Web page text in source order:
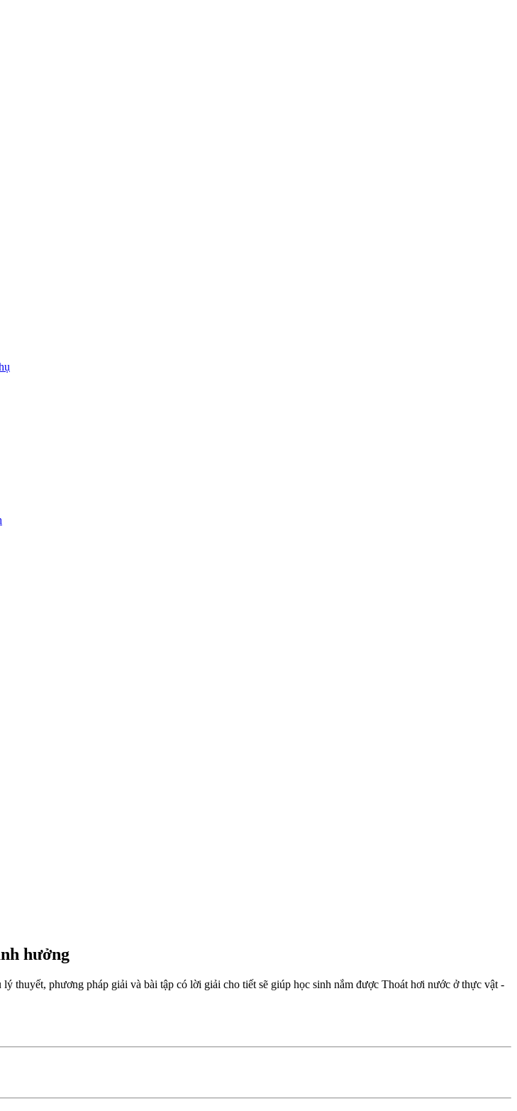
hưởng
thuyết, phương pháp giải và bài tập có lời giải cho tiết sẽ giúp học sinh nắm được Thoát hơi nước ở thực vật -